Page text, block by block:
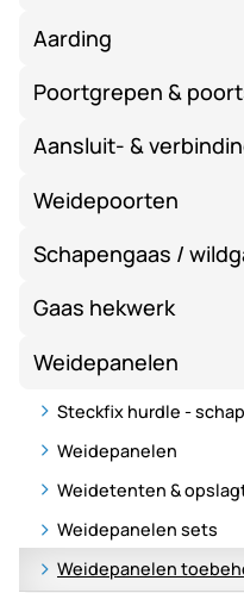
Aarding
Poortgrepen &
Aansluit- &
Weidepoorten
Schapengaas /
Gaas hekwerk
Weidepanelen
Steckfix hurdle -
Weidepanelen
Weidetenten &
Weidepanelen sets
Weidepanelen